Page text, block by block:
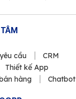
cầu
CRM
Thiết kế App
hàng
Chatbot